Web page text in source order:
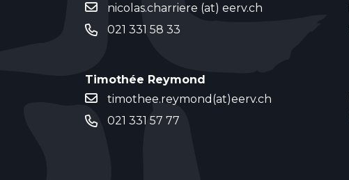
nicolas.charriere (at) eerv.ch
021 331 58 33
Timothée Reymond
timothee.reymond(at)eerv.ch
021 331 57 77